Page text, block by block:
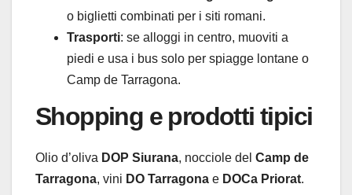
o biglietti combinati per i siti romani.
Trasporti: se alloggi in centro, muoviti a
piedi e usa i bus solo per spiagge lontane o
Camp de Tarragona.
Shopping e prodotti tipici
Olio d’oliva DOP Siurana, nocciole del Camp de
Tarragona, vini DO Tarragona e DOCa Priorat.